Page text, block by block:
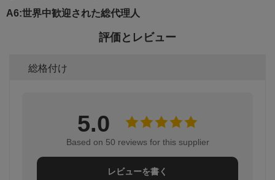
A6:世界中歓迎された総代理人
評価とレビュー
総格付け
5.0
Based on 50 reviews for this supplier
レビューを書く